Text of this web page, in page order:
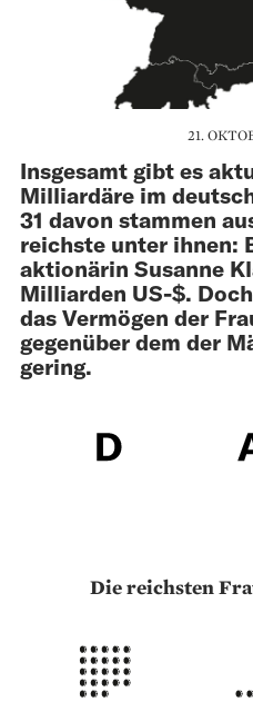
21.
Insgesamt gibt es
Milliardäre im
31 davon stammen
reichste unter ihnen:
aktionärin Susanne
Milliarden US-$.
das Vermögen der
gegenüber dem der
gering.
Die reichsten